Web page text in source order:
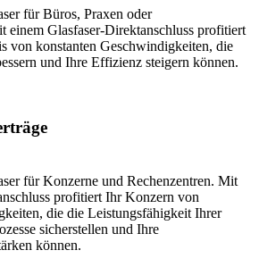
für Büros, Praxen oder
einem Glasfaser-Direktanschluss profitiert
von konstanten Geschwindigkeiten, die
und Ihre Effizienz steigern können.
für Konzerne und Rechenzentren. Mit
profitiert Ihr Konzern von
die die Leistungsfähigkeit Ihrer
sicherstellen und Ihre
können.